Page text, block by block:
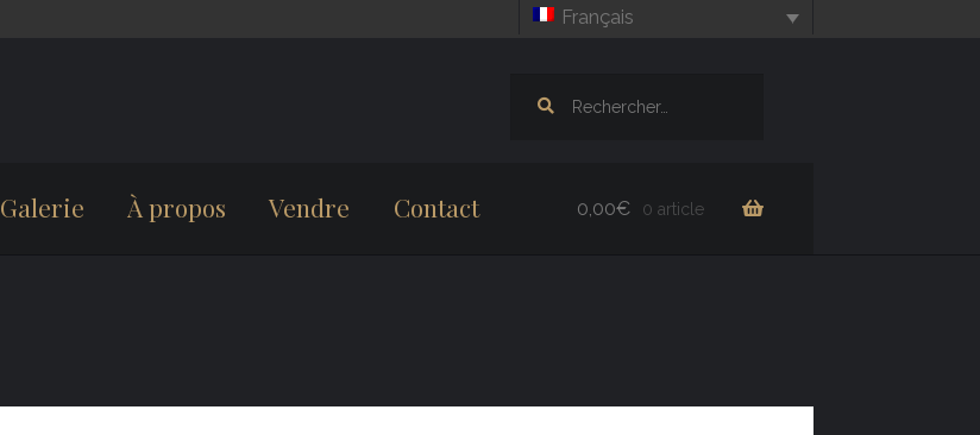
Français
Galerie À propos Vendre Contact 0,00€ 0 article